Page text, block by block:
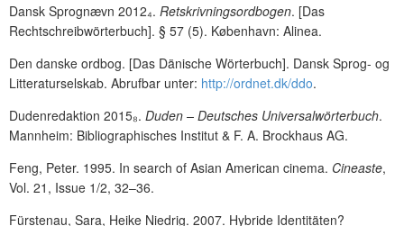
Dansk Sprognævn 2012₄. Retskrivningsordbogen. [Das
Rechtschreibwörterbuch]. § 57 (5). København: Alinea.
Den danske ordbog. [Das Dänische Wörterbuch]. Dansk Sprog- og
Litteraturselskab. Abrufbar unter: http://ordnet.dk/ddo.
Dudenredaktion 2015₈. Duden – Deutsches Universalwörterbuch.
Mannheim: Bibliographisches Institut & F. A. Brockhaus AG.
Feng, Peter. 1995. In search of Asian American cinema. Cineaste,
Vol. 21, Issue 1/2, 32–36.
Fürstenau, Sara, Heike Niedrig. 2007. Hybride Identitäten?